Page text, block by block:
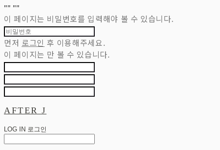
"" ""
이 페이지는 비밀번호를 입력해야 볼 수 있습니다.
먼저 로그인 후 이용해주세요.
이 페이지는 만 볼 수 있습니다.
AFTER J
LOG IN 로그인